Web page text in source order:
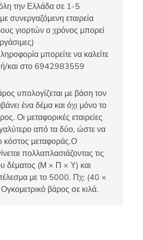
την Ελλάδα σε 1-5
συνεργαζόμενη εταιρεία
γιορτών ο χρόνος μπορεί
μπορείτε να καλείτε
και στο 6942983559
υπολογίζεται με βάση τον
ένα δέμα και όχι μόνο το
Οι μεταφορικές εταιρείες
από τα δύο, ώστε να
κόστος μεταφοράς.Ο
πολλαπλασιάζοντας τις
δέματος (Μ × Π × Υ) και
με το 5000. Πχ: (40 ×
βάρος σε κιλά.